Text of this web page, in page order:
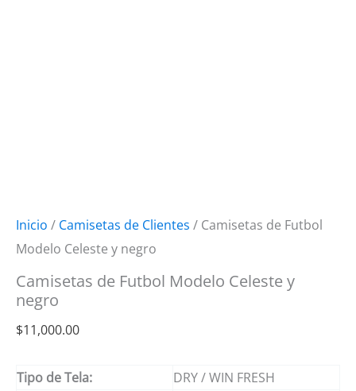
Inicio / Camisetas de Clientes / Camisetas de Futbol
Modelo Celeste y negro
Camisetas de Futbol Modelo Celeste y
negro
$11,000.00
Tipo de Tela:
DRY / WIN FRESH